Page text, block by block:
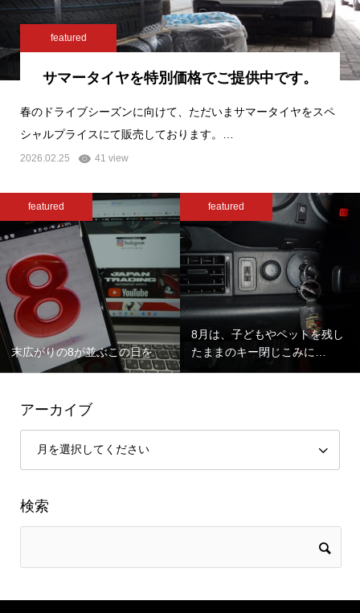
featured
サマータイヤを特別価格でご提供中です。
春のドライブシーズンに向けて、ただいまサマータイヤをスペ
シャルプライスにて販売しております。…
2026.02.25 41 view
featured
末広がりの8が並ぶこの日を
featured
8月は、子どもやペットを残し
たままのキー閉じこみに…
アーカイブ
検索